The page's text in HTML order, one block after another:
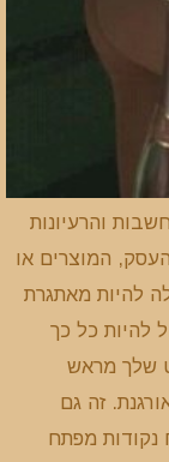
והרעיונות
המוצרים או
להיות מאתגרת
להיות כל כך
שלך מראש
זה גם
מפתח